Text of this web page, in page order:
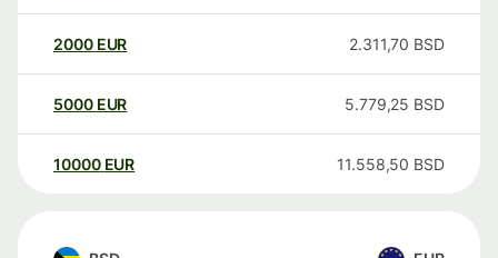
2000 EUR 2.311,70 BSD
5000 EUR 5.779,25 BSD
10000 EUR 11.558,50 BSD